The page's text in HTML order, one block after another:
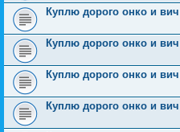
Куплю дорого онко и
Куплю дорого онко и
Куплю дорого онко и
Куплю дорого онко и